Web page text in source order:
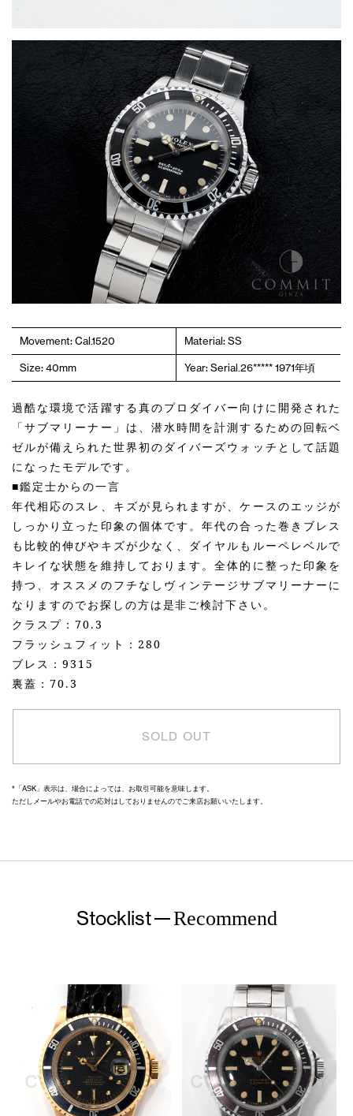
Movement: Cal.1520 Material: SS
Size: 40mm Year: Serial.26***** 1971年頃
過酷な環境で活躍する真のプロダイバー向けに開発された
「サブマリーナー」は、潜水時間を計測するための回転ベ
ゼルが備えられた世界初のダイバーズウォッチとして話題
になったモデルです。
■鑑定士からの一言
年代相応のスレ、キズが見られますが、ケースのエッジが
しっかり立った印象の個体です。年代の合った巻きブレス
も比較的伸びやキズが少なく、ダイヤルもルーペレベルで
キレイな状態を維持しております。全体的に整った印象を
持つ、オススメのフチなしヴィンテージサブマリーナーに
なりますのでお探しの方は是非ご検討下さい。
クラスプ：70.3
フラッシュフィット：280
ブレス：9315
裏蓋：70.3
SOLD OUT
*「ASK」表示は、場合によっては、お取引可能を意味します。
ただしメールやお電話での応対はしておりませんのでご来店お願いいたします。
Stocklist Recommend